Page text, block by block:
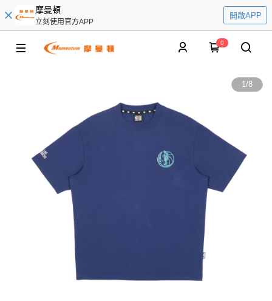
摩曼頓
立刻使用官方APP
開啟APP
0
1/8